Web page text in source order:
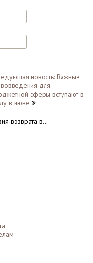
новость: Важные
для
сферы вступают в
в июне
возврата в…